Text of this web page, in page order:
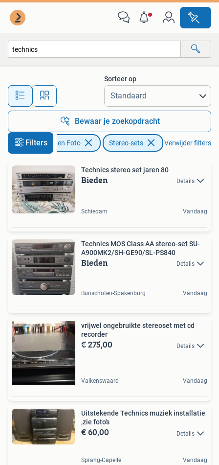
Alle afstanden…
Sorteer op
Bewaar je zoekopdracht
Filters
Audio, Tv en Foto Stereo-sets Verwijder filters
Technics stereo set jaren 80
Bieden Details
Schiedam Vandaag
Technics MOS Class AA stereo-set SU-
A900MK2/SH-GE90/SL-PS840
Bieden Details
Bunschoten-Spakenburg Vandaag
vrijwel ongebruikte stereoset met cd
recorder
€ 275,00 Details
Valkenswaard Vandaag
Uitstekende Technics muziek installatie
,zie foto's
€ 60,00 Details
Sprang-Capelle Vandaag